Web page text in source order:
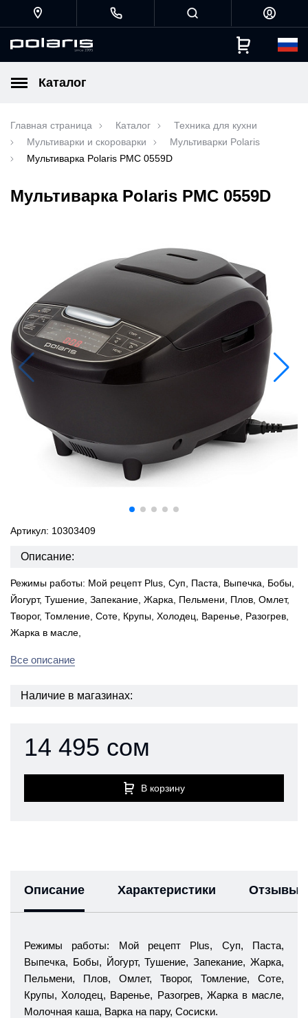
Каталог
Главная страница Каталог
Техника для кухни
Мультиварки и скороварки
Мультиварки Polaris
Мультиварка Polaris PMC 0559D
Мультиварка Polaris PMC 0559D
Артикул: 10303409
Описание:
Режимы работы: Мой рецепт Plus, Суп, Паста, Выпечка, Бобы,
Йогурт, Тушение, Запекание, Жарка, Пельмени, Плов, Омлет,
Творог, Томление, Соте, Крупы, Холодец, Варенье, Разогрев,
Жарка в масле,
Все описание
Наличие в магазинах:
14 495 сом
В корзину
Описание Характеристики Отзывы
Режимы работы: Мой рецепт Plus, Суп, Паста,
Выпечка, Бобы, Йогурт, Тушение, Запекание, Жарка,
Пельмени, Плов, Омлет, Творог, Томление, Соте,
Крупы, Холодец, Варенье, Разогрев, Жарка в масле,
Молочная каша, Варка на пару, Сосиски.